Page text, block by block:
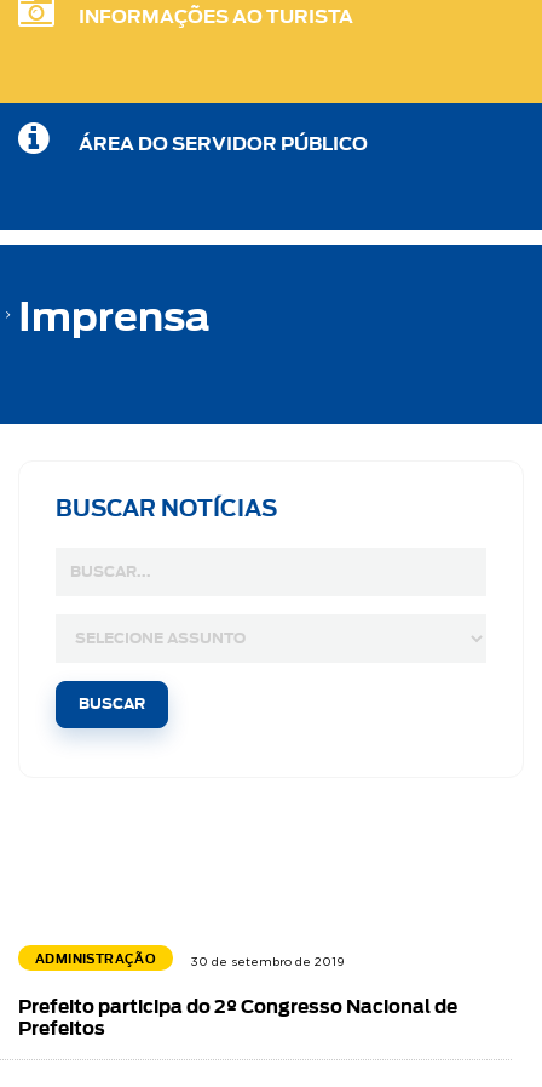
INFORMAÇÕES AO TURISTA
ÁREA DO SERVIDOR PÚBLICO
Imprensa
BUSCAR NOTÍCIAS
ADMINISTRAÇÃO 30 de setembro de 2019
Prefeito participa do 2º Congresso Nacional de
Prefeitos